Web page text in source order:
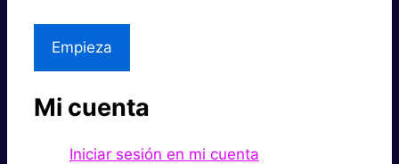
Empieza
Mi cuenta
Iniciar sesión en mi cuenta